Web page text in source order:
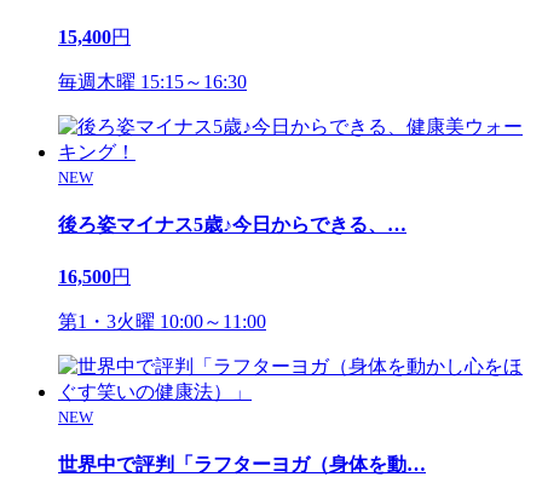
15,400円
毎週木曜 15:15～16:30
NEW
後ろ姿マイナス5歳♪今日からできる、 …
16,500円
第1・3火曜 10:00～11:00
NEW
世界中で評判「ラフターヨガ（身体を動…